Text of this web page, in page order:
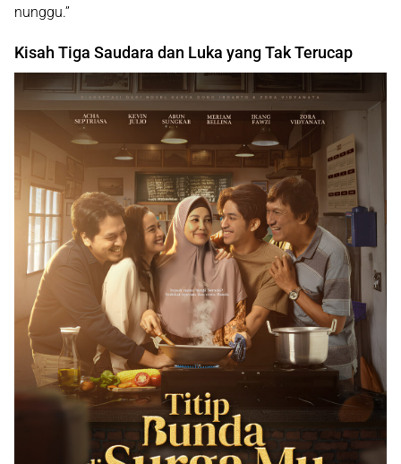
nunggu.”
Kisah Tiga Saudara dan Luka yang Tak Terucap